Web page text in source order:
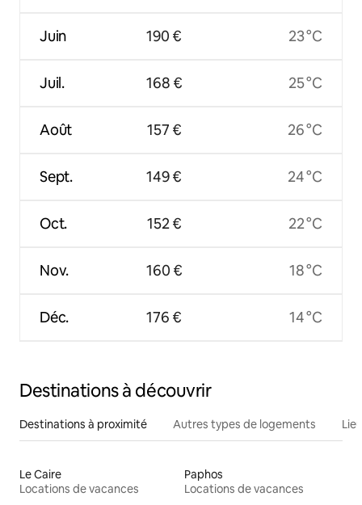
Juin
Juil.
Août
Sept.
Oct.
Nov.
Déc.
190 €
168 €
157 €
149 €
152 €
160 €
176 €
23 °C
25 °C
26 °C
24 °C
22 °C
18 °C
14 °C
Destinations à découvrir
Destinations à proximité Autres types de logements
Le Caire
Locations de vacances
Paphos
Locations de vacances